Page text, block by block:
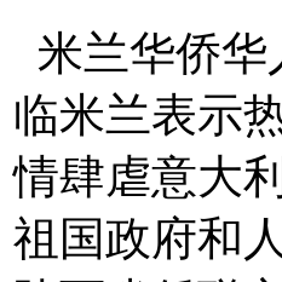
米兰华侨
临米兰表示
情肆虐意大
祖国政府和